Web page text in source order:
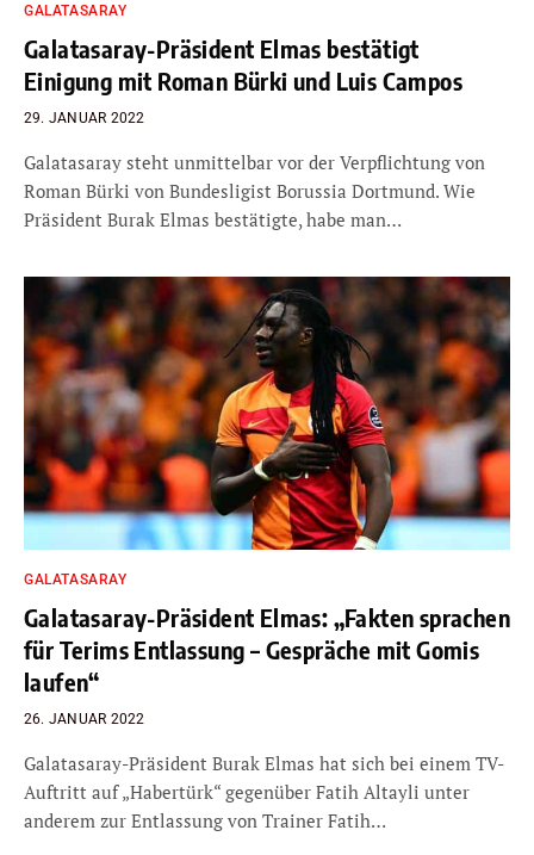
GALATASARAY
Galatasaray-Präsident Elmas bestätigt
Einigung mit Roman Bürki und Luis Campos
29. JANUAR 2022
Galatasaray steht unmittelbar vor der Verpflichtung von
Roman Bürki von Bundesligist Borussia Dortmund. Wie
Präsident Burak Elmas bestätigte, habe man…
GALATASARAY
Galatasaray-Präsident Elmas: „Fakten sprachen
für Terims Entlassung – Gespräche mit Gomis
laufen“
26. JANUAR 2022
Galatasaray-Präsident Burak Elmas hat sich bei einem TV-
Auftritt auf „Habertürk“ gegenüber Fatih Altayli unter
anderem zur Entlassung von Trainer Fatih…